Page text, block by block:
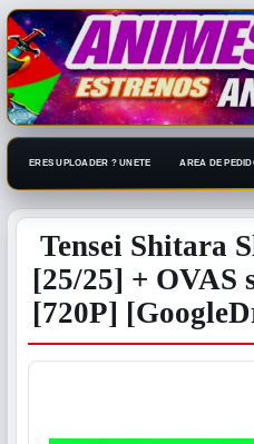
ERES UPLOADER ? UNETE AREA DE
Tensei Shitara
[25/25] + OVAS
[720P]